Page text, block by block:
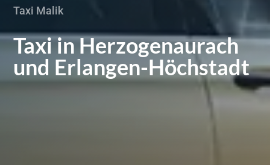
Taxi Malik
Taxi in Herzogenaurach
und Erlangen-Höchstadt